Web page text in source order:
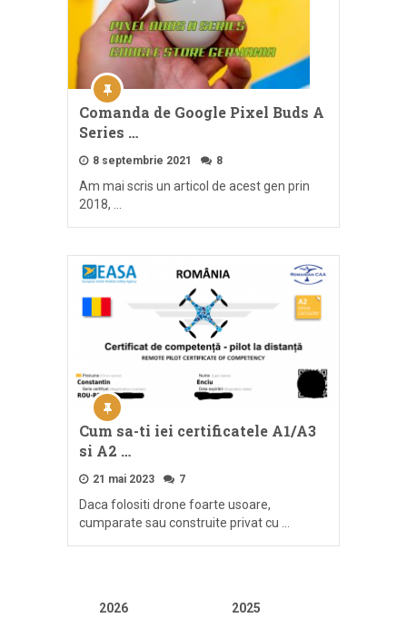
Comanda de Google Pixel Buds A
Series …
8 septembrie 2021 8
Am mai scris un articol de acest gen prin
2018, …
Cum sa-ti iei certificatele A1/A3
si A2 …
21 mai 2023 7
Daca folositi drone foarte usoare,
cumparate sau construite privat cu …
2026 2025